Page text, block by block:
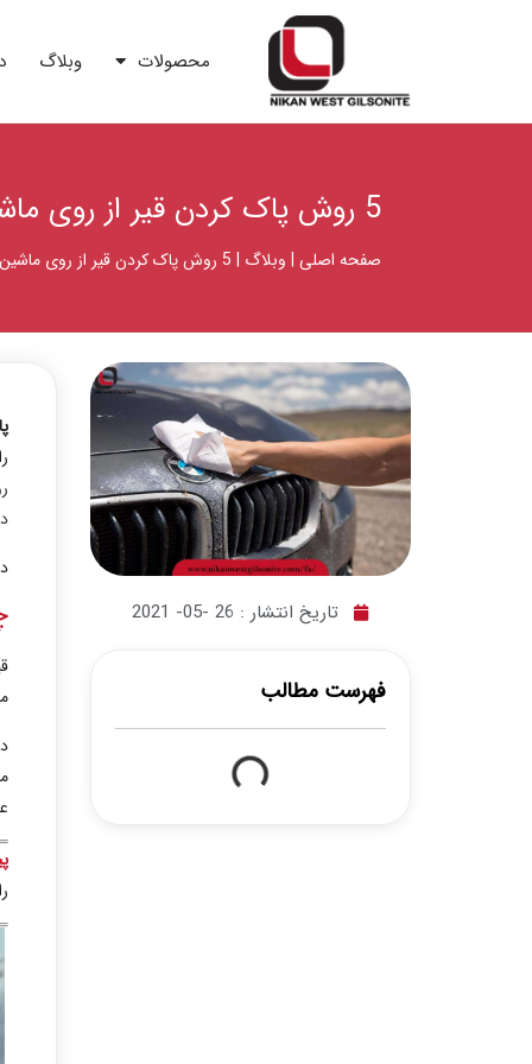
محصولات وبلاگ
5 روش پاک کردن قیر از روی ماشین بدون آسیب به بدنه خودرو
صفحه اصلی | وبلاگ | 5 روش پاک کردن قیر از روی ماشین بدون آسیب به بدنه خودرو
تاریخ انتشار : 26 -05- 2021
فهرست مطالب